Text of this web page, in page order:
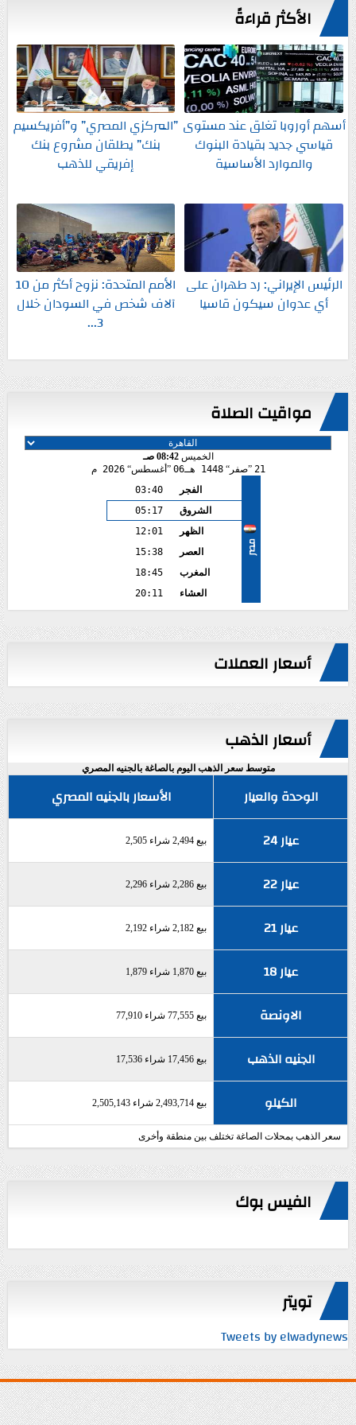
الأكثر قراءةً
أسهم أوروبا تغلق عند مستوى
قياسي جديد بقيادة البنوك
والموارد الأساسية
”المركزي المصري” و”أفريكسيم
بنك” يطلقان مشروع بنك
إفريقي للذهب
الرئيس الإيراني: رد طهران على
أي عدوان سيكون قاسيا
الأمم المتحدة: نزوح أكثر من 10
آلاف شخص في السودان خلال
3...
مواقيت الصلاة
الخميس08:42 صـ
21
صفر 1448 هـ 06 أغسطس 2026 م
مصر
الفجر
03:40
الشروق
05:17
الظهر
12:01
العصر
15:38
المغرب
18:45
العشاء
20:11
أسعار العملات
أسعار الذهب
متوسط سعر الذهب اليوم بالصاغة بالجنيه المصري
الوحدة والعيار
الأسعار بالجنيه المصري
عيار 24
بيع 2,494 شراء 2,505
عيار 22 بيع 2,286 شراء 2,296
عيار 21 بيع 2,182 شراء 2,192
عيار 18 بيع 1,870 شراء 1,879
الاونصة بيع 77,555 شراء 77,910
الجنيه الذهب بيع 17,456 شراء 17,536
الكيلو بيع 2,493,714 شراء 2,505,143
سعر الذهب بمحلات الصاغة تختلف بين منطقة وأخرى
الفيس بوك
تويتر
Tweets by elwadynews